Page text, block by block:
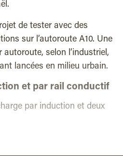
de tester avec des
sur l’autoroute A10. Une
autoroute, selon l’industriel,
lancées en milieu urbain.
et par rail conductif
par induction et deux